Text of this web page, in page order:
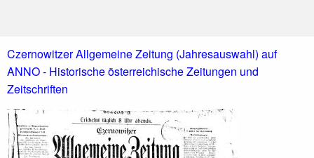
Czernowitzer Allgemeine Zeitung (Jahresauswahl) auf
ANNO- Historische österreichische Zeitungen und
Zeitschriften